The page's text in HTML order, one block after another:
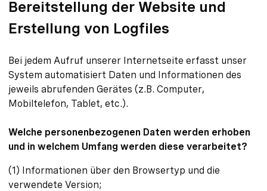
Bereitstellung der Website und
Erstellung von Logfiles
Bei jedem Aufruf unserer Internetseite erfasst unser
System automatisiert Daten und Informationen des
jeweils abrufenden Gerätes (z.B. Computer,
Mobiltelefon, Tablet, etc.).
Welche personenbezogenen Daten werden erhoben
und in welchem Umfang werden diese verarbeitet?
(1) Informationen über den Browsertyp und die
verwendete Version;